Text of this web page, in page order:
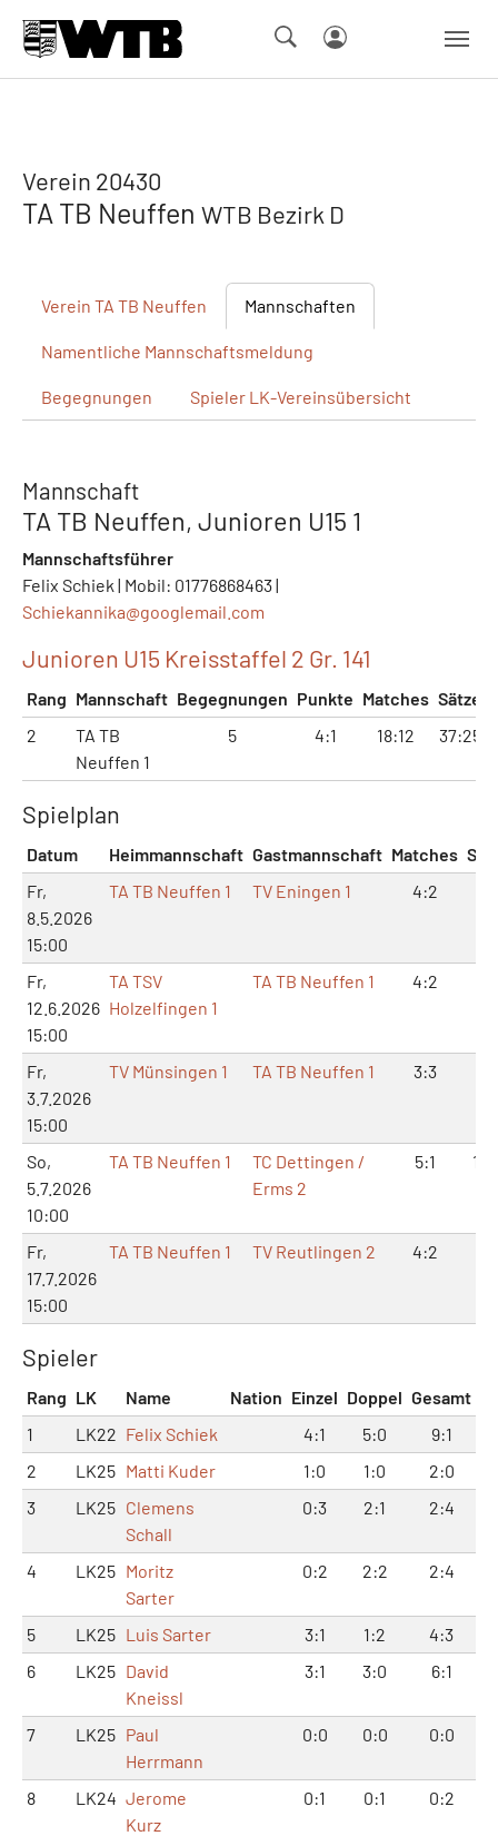
Verein 20430
TA TB Neuffen WTB Bezirk D
Verein TA TB Neuffen Mannschaften
Namentliche Mannschaftsmeldung
Begegnungen Spieler LK-Vereinsübersicht
Mannschaft
TA TB Neuffen, Junioren U15 1
Mannschaftsführer
Felix Schiek | Mobil: 01776868463 |
Schiekannika@googlemail.com
Junioren U15 Kreisstaffel 2 Gr. 141
Rang Mannschaft Begegnungen Punkte Matches Sätze
2
TA TB
Neuffen 1
5 4:1 18:12 37:25
Spielplan
Datum Heimmannschaft Gastmannschaft Matches
Fr,
8.5.2026
15:00
TA TB Neuffen 1 TV Eningen 1 4:2
Fr,
12.6.2026
15:00
TA TSV
Holzelfingen 1
TA TB Neuffen 1 4:2
Fr,
3.7.2026
15:00
TV Münsingen 1 TA TB Neuffen 1 3:3
So,
5.7.2026
10:00
TA TB Neuffen 1
TC Dettingen /
Erms 2
5:1
Fr,
17.7.2026
15:00
TA TB Neuffen 1 TV Reutlingen 2 4:2
Spieler
Rang LK Name Nation Einzel Doppel Gesamt
1
LK22 Felix Schiek 4:1 5:0
9:1
2
LK25 Matti Kuder 1:0 1:0
2:0
3
LK25 Clemens
Schall
0:3 2:1 2:4
4 LK25 Moritz
Sarter
0:2 2:2 2:4
5 LK25 Luis Sarter 3:1 1:2
4:3
6
LK25 David
Kneissl
3:1 3:0 6:1
7 LK25 Paul
Herrmann
0:0 0:0 0:0
8 LK24 Jerome
Kurz
0:1 0:1 0:2